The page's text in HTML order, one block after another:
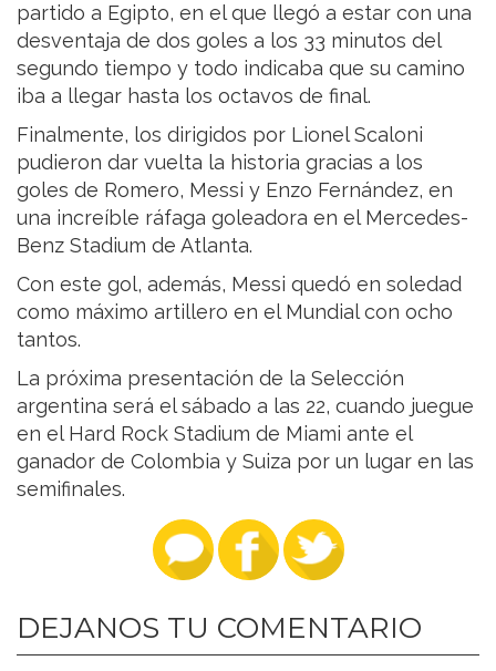
partido a Egipto, en el que llegó a estar con una
desventaja de dos goles a los 33 minutos del
segundo tiempo y todo indicaba que su camino
iba a llegar hasta los octavos de final.
Finalmente, los dirigidos por Lionel Scaloni
pudieron dar vuelta la historia gracias a los
goles de Romero, Messi y Enzo Fernández, en
una increíble ráfaga goleadora en el Mercedes-
Benz Stadium de Atlanta.
Con este gol, además, Messi quedó en soledad
como máximo artillero en el Mundial con ocho
tantos.
La próxima presentación de la Selección
argentina será el sábado a las 22, cuando juegue
en el Hard Rock Stadium de Miami ante el
ganador de Colombia y Suiza por un lugar en las
semifinales.
DEJANOS TU COMENTARIO